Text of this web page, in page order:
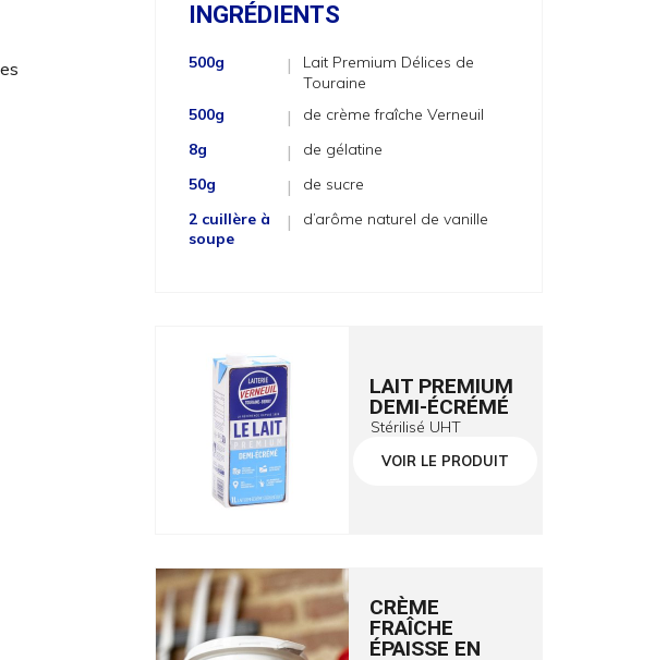
INGRÉDIENTS
500g |
Lait Premium Délices de
Touraine
500g
|
de crème fraîche Verneuil
8g
|
de gélatine
50g
|
de sucre
2 cuillère à
soupe
| d’arôme naturel de vanille
LAIT PREMIUM
DEMI-ÉCRÉMÉ
Stérilisé UHT
VOIR LE PRODUIT
CRÈME
FRAÎCHE
ÉPAISSE EN